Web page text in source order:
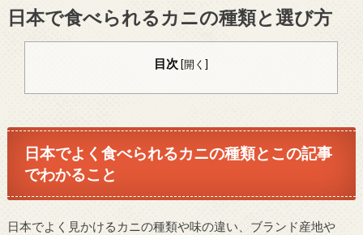
日本で食べられるカニの種類と選び方
目次 [開く]
日本でよく食べられるカニの種類とこの記事
でわかること
日本でよく見かけるカニの種類や味の違い、ブランド産地や